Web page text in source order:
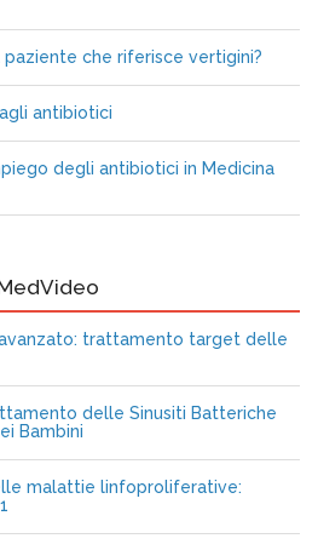
che riferisce vertigini?
antibiotici
degli antibiotici in Medicina
trattamento target delle
delle Sinusiti Batteriche
Bambini
malattie linfoproliferative: